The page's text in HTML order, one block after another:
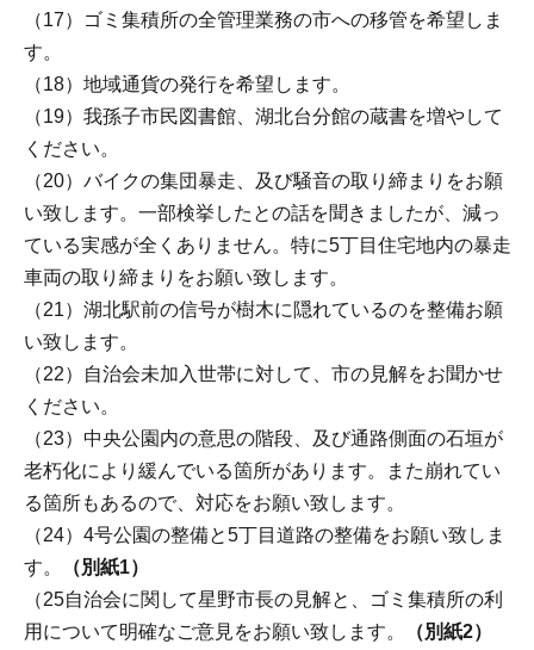
（17）ゴミ集積所の全管理業務の市への移管を希望しま
す。
（18）地域通貨の発行を希望します。
（19）我孫子市民図書館、湖北台分館の蔵書を増やして
ください。
（20）バイクの集団暴走、及び騒音の取り締まりをお願
い致します。一部検挙したとの話を聞きましたが、減っ
ている実感が全くありません。特に5丁目住宅地内の暴走
車両の取り締まりをお願い致します。
（21）湖北駅前の信号が樹木に隠れているのを整備お願
い致します。
（22）自治会未加入世帯に対して、市の見解をお聞かせ
ください。
（23）中央公園内の意思の階段、及び通路側面の石垣が
老朽化により緩んでいる箇所があります。また崩れてい
る箇所もあるので、対応をお願い致します。
（24）4号公園の整備と5丁目道路の整備をお願い致しま
す。
（別紙1）
（25自治会に関して星野市長の見解と、ゴミ集積所の利
用について明確なご意見をお願い致します。
（別紙2）